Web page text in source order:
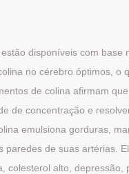
disponíveis com
no cérebro óptimos, o
de colina afirmam
de concentração e
emulsiona gorduras,
paredes de suas artérias.
colesterol alto,